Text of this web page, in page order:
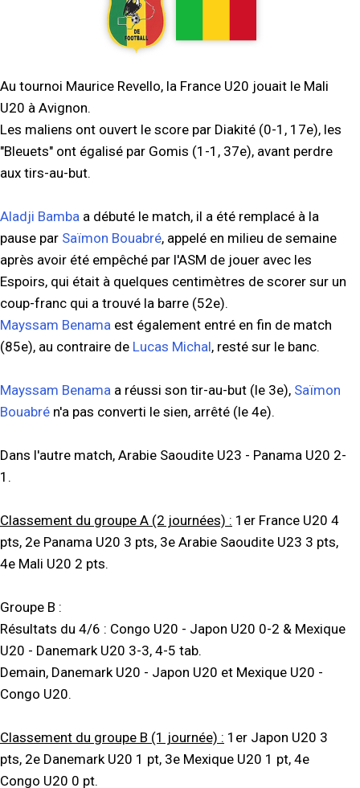
Au tournoi Maurice Revello, la France U20 jouait le Mali
U20 à Avignon.
Les maliens ont ouvert le score par Diakité (0-1, 17e), les
"Bleuets" ont égalisé par Gomis (1-1, 37e), avant perdre
aux tirs-au-but.
Aladji Bamba a débuté le match, il a été remplacé à la
pause par Saïmon Bouabré, appelé en milieu de semaine
après avoir été empêché par l'ASM de jouer avec les
Espoirs, qui était à quelques centimètres de scorer sur un
coup-franc qui a trouvé la barre (52e).
Mayssam Benama est également entré en fin de match
(85e), au contraire de Lucas Michal, resté sur le banc.
Mayssam Benama a réussi son tir-au-but (le 3e), Saïmon
Bouabré n'a pas converti le sien, arrêté (le 4e).
Dans l'autre match, Arabie Saoudite U23 - Panama U20 2-
1.
Classement du groupe A (2 journées) : 1er France U20 4
pts, 2e Panama U20 3 pts, 3e Arabie Saoudite U23 3 pts,
4e Mali U20 2 pts.
Groupe B :
Résultats du 4/6 : Congo U20 - Japon U20 0-2 & Mexique
U20 - Danemark U20 3-3, 4-5 tab.
Demain, Danemark U20 - Japon U20 et Mexique U20 -
Congo U20.
Classement du groupe B (1 journée) : 1er Japon U20 3
pts, 2e Danemark U20 1 pt, 3e Mexique U20 1 pt, 4e
Congo U20 0 pt.